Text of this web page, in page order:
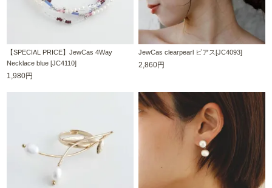
【SPECIAL PRICE】JewCas 4Way
Necklace blue [JC4110]
1,980円
JewCas clearpearl ピアス[JC4093]
2,860円